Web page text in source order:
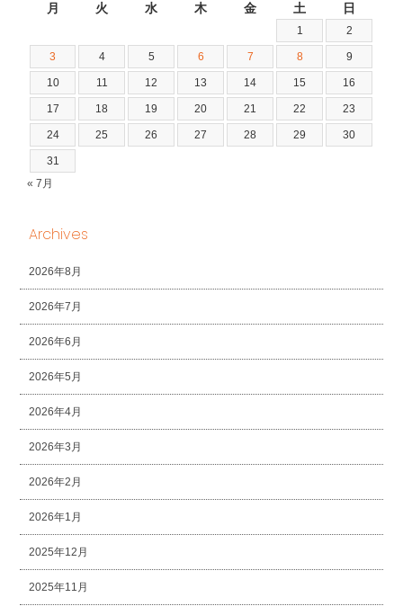
月 火 水 木 金 土 日
1 2
3 4 5 6 7 8 9
10 11 12 13 14 15 16
17 18 19 20 21 22 23
24 25 26 27 28 29 30
31
« 7月
Archives
2026年8月
2026年7月
2026年6月
2026年5月
2026年4月
2026年3月
2026年2月
2026年1月
2025年12月
2025年11月